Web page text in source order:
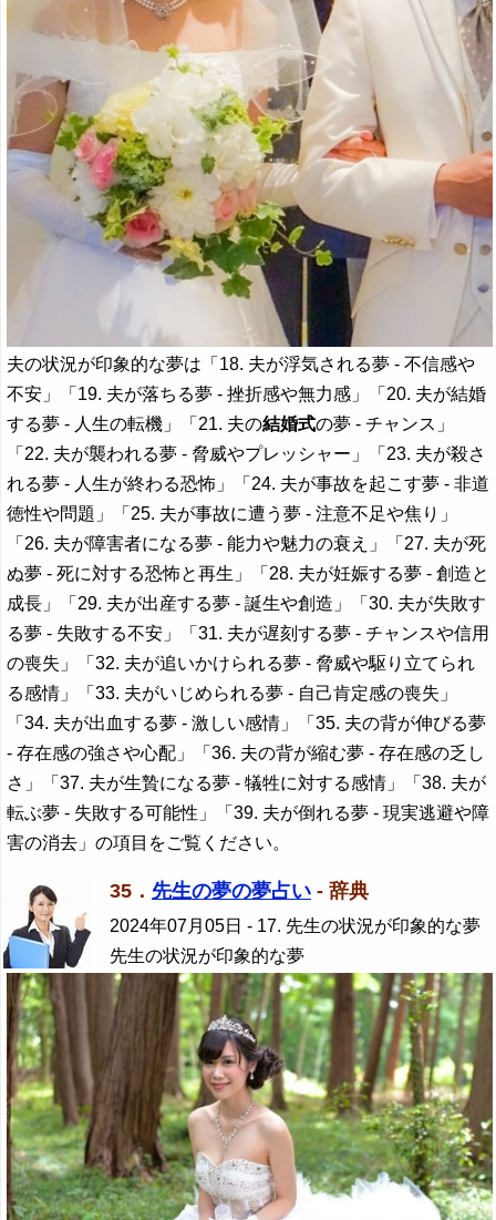
夫の状況が印象的な夢は「18. 夫が浮気される夢 - 不信感や
不安」「19. 夫が落ちる夢 - 挫折感や無力感」「20. 夫が結婚
する夢 - 人生の転機」「21. 夫の結婚式の夢 - チャンス」
「22. 夫が襲われる夢 - 脅威やプレッシャー」「23. 夫が殺さ
れる夢 - 人生が終わる恐怖」「24. 夫が事故を起こす夢 - 非道
徳性や問題」「25. 夫が事故に遭う夢 - 注意不足や焦り」
「26. 夫が障害者になる夢 - 能力や魅力の衰え」「27. 夫が死
ぬ夢 - 死に対する恐怖と再生」「28. 夫が妊娠する夢 - 創造と
成長」「29. 夫が出産する夢 - 誕生や創造」「30. 夫が失敗す
る夢 - 失敗する不安」「31. 夫が遅刻する夢 - チャンスや信用
の喪失」「32. 夫が追いかけられる夢 - 脅威や駆り立てられ
る感情」「33. 夫がいじめられる夢 - 自己肯定感の喪失」
「34. 夫が出血する夢 - 激しい感情」「35. 夫の背が伸びる夢
- 存在感の強さや心配」「36. 夫の背が縮む夢 - 存在感の乏し
さ」「37. 夫が生贄になる夢 - 犠牲に対する感情」「38. 夫が
転ぶ夢 - 失敗する可能性」「39. 夫が倒れる夢 - 現実逃避や障
害の消去」の項目をご覧ください。
35． 先生の夢の夢占い - 辞典
2024年07月05日 - 17. 先生の状況が印象的な夢
先生の状況が印象的な夢